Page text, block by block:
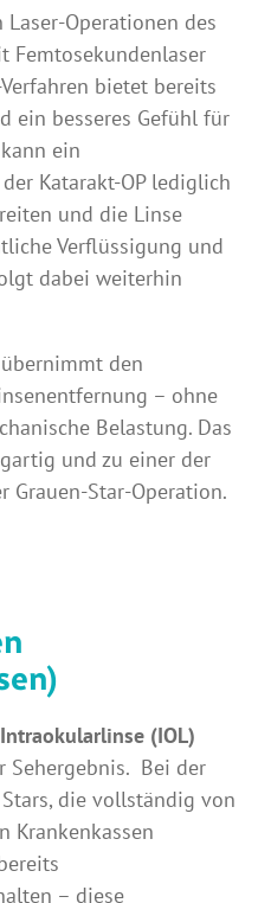
Operationen des
Femtosekundenlaser
bietet bereits
ein besseres Gefühl für
ein
Katarakt-OP lediglich
und die Linse
Verflüssigung und
dabei weiterhin
den
– ohne
Belastung. Das
und zu einer der
Grauen-Star-Operation.
Intraokularlinse (IOL)
Sehergebnis. Bei der
die vollständig von
Krankenkassen
– diese